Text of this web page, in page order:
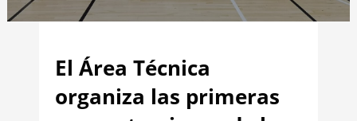
El Área Técnica
organiza las primeras